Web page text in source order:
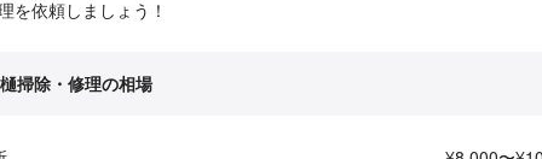
を依頼しましょう！
掃除・修理の相場